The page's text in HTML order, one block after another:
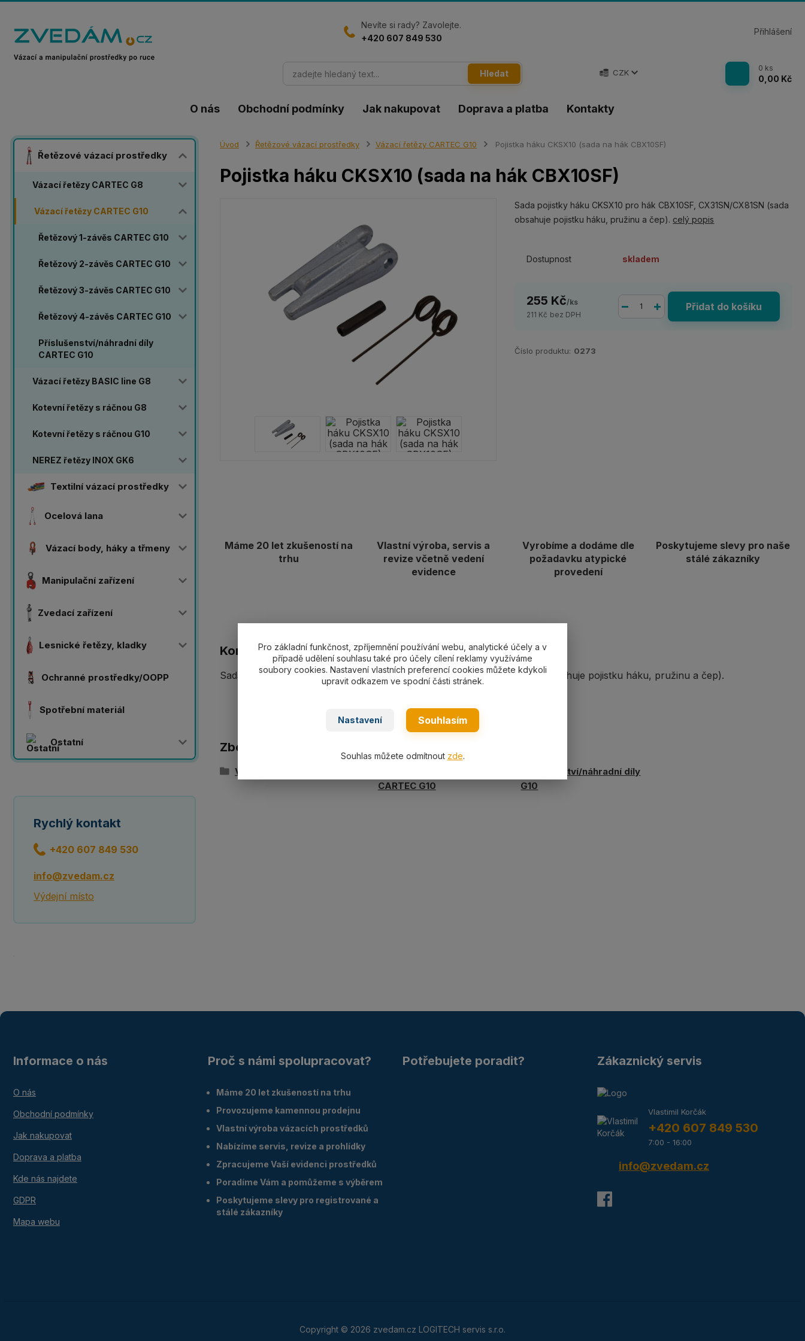
O nás Obchodní podmínky Jak nakupovat Doprava a platba Kontakty
CZK
Přihlášení
Hledat
Nevíte si rady? Zavolejte.
+420 607 849 530
0 ks
0,00 Kč
Řetězové vázací prostředky
Vázací řetězy CARTEC G8
Vázací řetězy CARTEC G10
Řetězový 1-závěs CARTEC G10
Řetězový 2-závěs CARTEC G10
Řetězový 3-závěs CARTEC G10
Řetězový 4-závěs CARTEC G10
Příslušenství/náhradní díly
CARTEC G10
Vázací řetězy BASIC line G8
Kotevní řetězy s ráčnou G8
Kotevní řetězy s ráčnou G10
NEREZ řetězy INOX GK6
Textilní vázací prostředky
Ocelová lana
Vázací body, háky a třmeny
Manipulační zařízení
Zvedací zařízení
Lesnické řetězy, kladky
Ochranné prostředky/OOPP
Spotřební materiál
Ostatní
Rychlý kontakt
+420 607 849 530
info@zvedam.cz
Výdejní místo
Úvod Řetězové vázací prostředky Vázací řetězy CARTEC G10 Pojistka háku CKSX10 (sada na hák CBX10SF)
Pojistka háku CKSX10 (sada na hák CBX10SF)
Sada pojistky háku CKSX10 pro hák CBX10SF, CX31SN/CX81SN (sada
obsahuje pojistku háku, pružinu a čep). celý popis
Dostupnost skladem
255 Kč/ks
211 Kč bez DPH
Přidat do košíku
Číslo produktu: 0273
Máme 20 let zkušeností na
trhu
Vlastní výroba, servis a
revize včetně vedení
evidence
Vyrobíme a dodáme dle
požadavku atypické
provedení
Poskytujeme slevy pro naše
stálé zákazníky
Kompletní specifikace
Sada pojistky háku CKSX10 pro hák CBX10SF, CX31SN/CX81SN (sada obsahuje pojistku háku, pružinu a čep).
Zboží zařazeno v kategoriích
Vázací řetězy CARTEC G10
CARTEC G10
Příslušenství/náhradní díly
G10
Informace o nás
O nás
Obchodní podmínky
Jak nakupovat
Doprava a platba
Kde nás najdete
GDPR
Mapa webu
Proč s námi spolupracovat?
Máme 20 let zkušeností na trhu
Provozujeme kamennou prodejnu
Vlastní výroba vázacích prostředků
Nabízíme servis, revize a prohlídky
Zpracujeme Vaší evidenci prostředků
Poradíme Vám a pomůžeme s výběrem
Poskytujeme slevy pro registrované a
stálé zákazníky
Potřebujete poradit? Zákaznický servis
Vlastimil Korčák
+420 607 849 530
7:00 - 16:00
info@zvedam.cz
Copyright © 2026 zvedam.cz LOGITECH servis s.r.o.
Pro základní funkčnost, zpříjemnění používání webu, analytické účely a v
případě udělení souhlasu také pro účely cílení reklamy využíváme
soubory cookies. Nastavení vlastních preferencí cookies můžete kdykoli
upravit odkazem ve spodní části stránek.
Nastavení Souhlasím
Souhlas můžete odmítnout zde.